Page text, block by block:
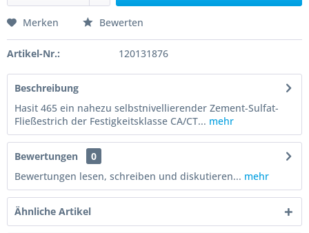
Merken Bewerten
Artikel-Nr.: 120131876
Beschreibung
Hasit 465 ein nahezu selbstnivellierender Zement-Sulfat-
Fließestrich der Festigkeitsklasse CA/CT... mehr
Bewertungen
0
Bewertungen lesen, schreiben und diskutieren... mehr
Ähnliche Artikel